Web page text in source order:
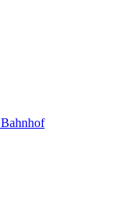
Bahnhof